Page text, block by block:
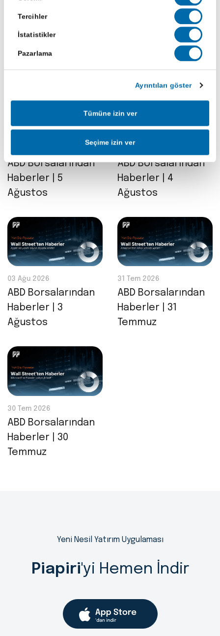
Seçimi
Tercihler
İstatistikler
Pazarlama
Ayrıntıları göster
Tümüne izin ver
Seçime izin ver
ABD Borsalarından
Haberler | 5
Ağustos
ABD Borsalarından
Haberler | 4
Ağustos
03 Ağu 2026
ABD Borsalarından
Haberler | 3
Ağustos
31 Tem 2026
ABD Borsalarından
Haberler | 31
Temmuz
30 Tem 2026
ABD Borsalarından
Haberler | 30
Temmuz
Yeni Nesil Yatırım Uygulaması
Piapiri'yi Hemen İndir